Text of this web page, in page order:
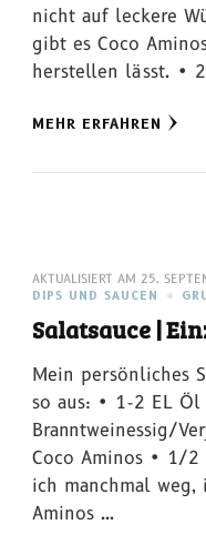
nicht auf leckere
gibt es Coco
herstellen lässt. •
MEHR ERFAHREN
AKTUALISIERT AM 25.
DIPS UND SAUCEN
Salatsauce |
Mein persönliches
so aus: • 1-2 EL
Branntweinessig/
Coco Aminos • 1/2
ich manchmal weg,
Aminos …